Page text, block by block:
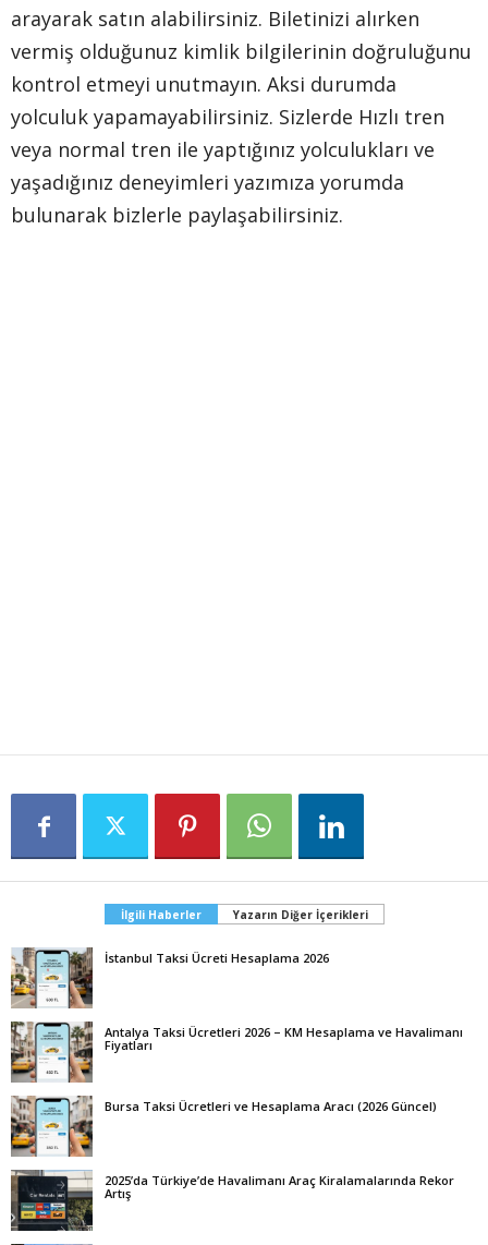
arayarak satın alabilirsiniz. Biletinizi alırken
vermiş olduğunuz kimlik bilgilerinin doğruluğunu
kontrol etmeyi unutmayın. Aksi durumda
yolculuk yapamayabilirsiniz. Sizlerde Hızlı tren
veya normal tren ile yaptığınız yolculukları ve
yaşadığınız deneyimleri yazımıza yorumda
bulunarak bizlerle paylaşabilirsiniz.
İlgili Haberler Yazarın Diğer İçerikleri
İstanbul Taksi Ücreti Hesaplama 2026
Antalya Taksi Ücretleri 2026 – KM Hesaplama ve Havalimanı
Fiyatları
Bursa Taksi Ücretleri ve Hesaplama Aracı (2026 Güncel)
2025’da Türkiye’de Havalimanı Araç Kiralamalarında Rekor
Artış